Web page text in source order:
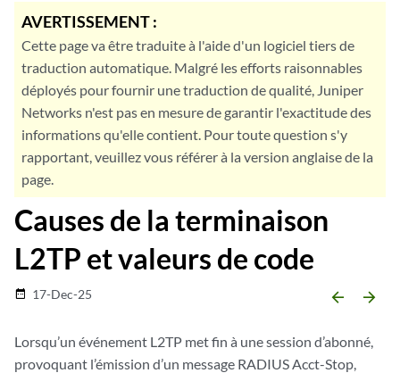
AVERTISSEMENT :
Cette page va être traduite à l'aide d'un logiciel tiers de
traduction automatique. Malgré les efforts raisonnables
déployés pour fournir une traduction de qualité, Juniper
Networks n'est pas en mesure de garantir l'exactitude des
informations qu'elle contient. Pour toute question s'y
rapportant, veuillez vous référer à la version anglaise de la
page.
Causes de la terminaison
L2TP et valeurs de code
date_range 17-Dec-25 arrow_backward arrow_forward
Lorsqu’un événement L2TP met fin à une session d’abonné,
provoquant l’émission d’un message RADIUS Acct-Stop,